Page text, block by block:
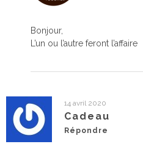
Bonjour,
L’un ou l’autre feront l’affaire
14 avril 2020
Cadeau
Répondre